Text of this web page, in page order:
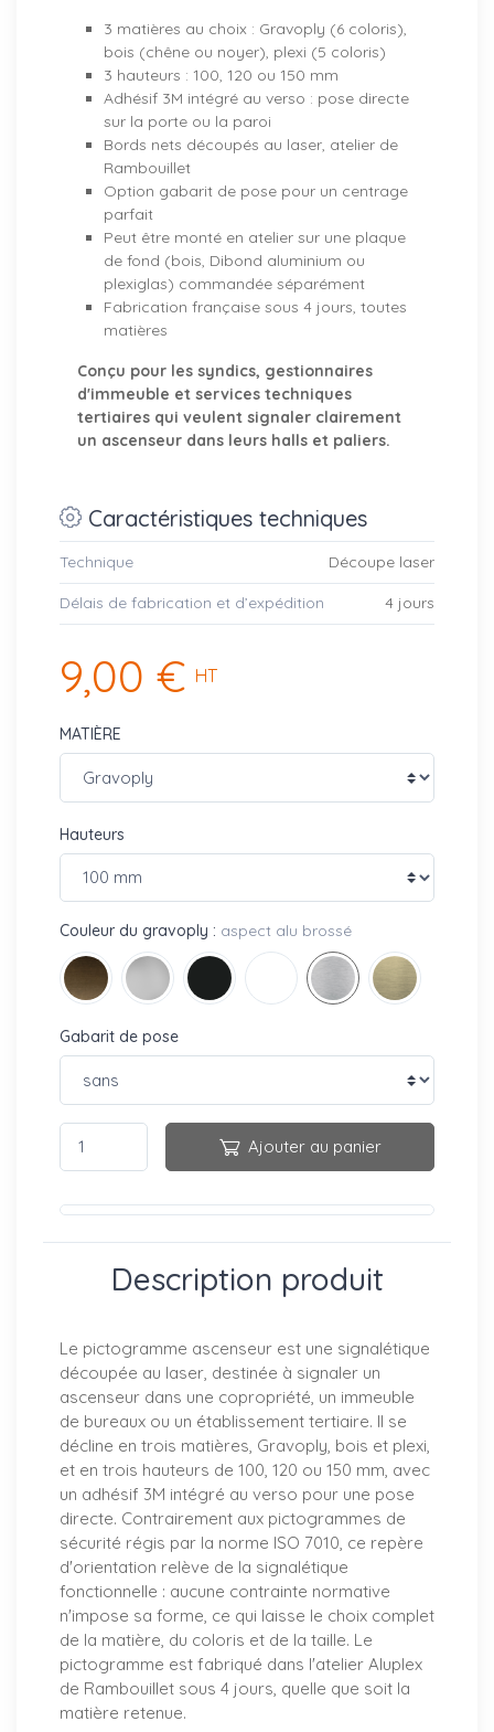
3 matières au choix : Gravoply (6 coloris),
bois (chêne ou noyer), plexi (5 coloris)
3 hauteurs : 100, 120 ou 150 mm
Adhésif 3M intégré au verso : pose directe
sur la porte ou la paroi
Bords nets découpés au laser, atelier de
Rambouillet
Option gabarit de pose pour un centrage
parfait
Peut être monté en atelier sur une plaque
de fond (bois, Dibond aluminium ou
plexiglas) commandée séparément
Fabrication française sous 4 jours, toutes
matières
Conçu pour les syndics, gestionnaires
d'immeuble et services techniques
tertiaires qui veulent signaler clairement
un ascenseur dans leurs halls et paliers.
Caractéristiques techniques
Technique Découpe laser
Délais de fabrication et d’expédition 4 jours
9,00 € HT
MATIÈRE
Hauteurs
Couleur du gravoply : aspect alu brossé
Gabarit de pose
Ajouter au panier
Description produit
Le pictogramme ascenseur est une signalétique
découpée au laser, destinée à signaler un
ascenseur dans une copropriété, un immeuble
de bureaux ou un établissement tertiaire. Il se
décline en trois matières, Gravoply, bois et plexi,
et en trois hauteurs de 100, 120 ou 150 mm, avec
un adhésif 3M intégré au verso pour une pose
directe. Contrairement aux pictogrammes de
sécurité régis par la norme ISO 7010, ce repère
d'orientation relève de la signalétique
fonctionnelle : aucune contrainte normative
n'impose sa forme, ce qui laisse le choix complet
de la matière, du coloris et de la taille. Le
pictogramme est fabriqué dans l'atelier Aluplex
de Rambouillet sous 4 jours, quelle que soit la
matière retenue.